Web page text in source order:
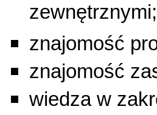
zewnętrznymi;
znajomość
znajomość
wiedza w